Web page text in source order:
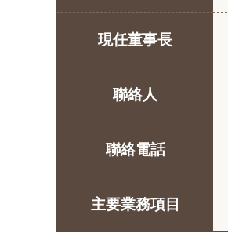
現任董事長
聯絡人
聯絡電話
主要業務項目